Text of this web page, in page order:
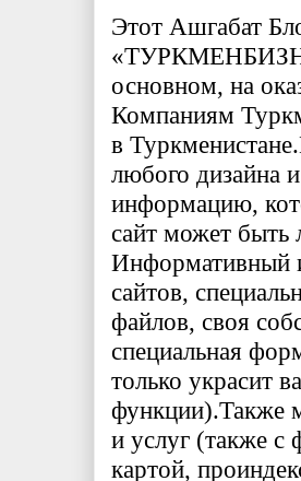
Этот Ашгабат
основном, на
Компаниям
в Туркменистане.
любого дизайна
информацию,
сайт может быть
Информативный
сайтов,
файлов, своя
специальная
только украсит
функции).Также
и услуг (также с
картой,